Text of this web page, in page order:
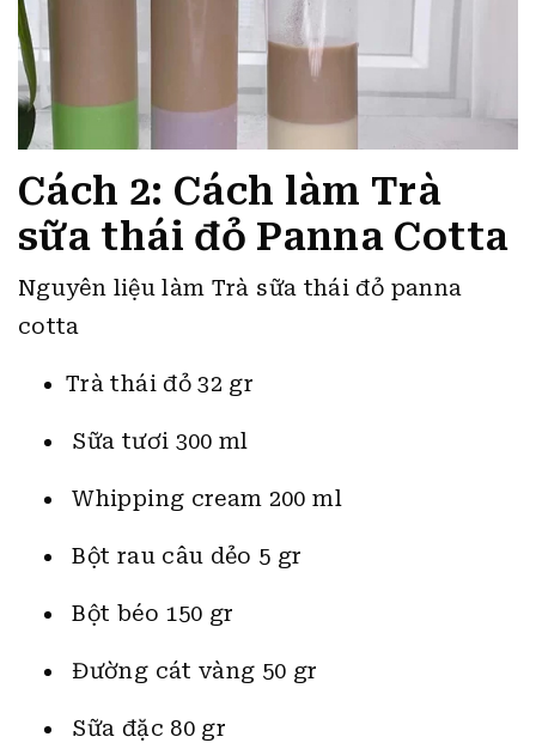
Cách 2: Cách làm Trà
sữa thái đỏ Panna Cotta
Nguyên liệu làm Trà sữa thái đỏ panna
cotta
Trà thái đỏ 32 gr
Sữa tươi 300 ml
Whipping cream 200 ml
Bột rau câu dẻo 5 gr
Bột béo 150 gr
Đường cát vàng 50 gr
Sữa đặc 80 gr